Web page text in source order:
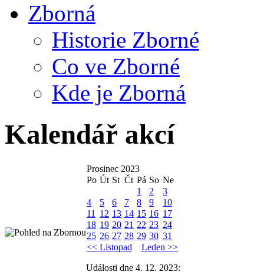
Zborná
Historie Zborné
Co ve Zborné
Kde je Zborná
Kalendář akcí
Prosinec 2023
Po Út St Čt Pá So Ne
1
2
3
4
5 6 7 8 9
10
11
12 13 14 15 16 17
18 19 20 21 22 23 24
25 26 27 28 29 30 31
<< Listopad
Leden >>
Události dne 4. 12. 2023: